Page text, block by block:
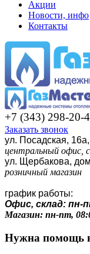
Акции
Новости, инфо
Контакты
+7 (343) 298-20-
Заказать звонок
ул. Посадская,
центральный офис,
ул. Щербакова,
розничный магазин
график работы:
Офис, склад: пн-
Магазин: пн-пт,
Нужна помощь